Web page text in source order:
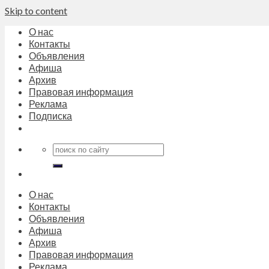
Skip to content
О нас
Контакты
Объявления
Афиша
Архив
Правовая информация
Реклама
Подписка
О нас
Контакты
Объявления
Афиша
Архив
Правовая информация
Реклама